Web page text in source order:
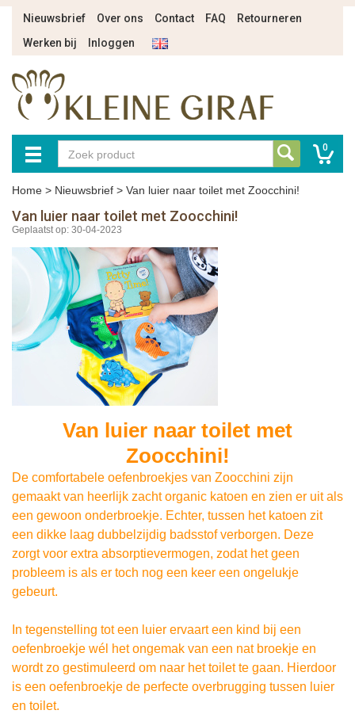
Nieuwsbrief Over ons Contact FAQ
Retourneren
Werken bij
Inloggen
0
Home > Nieuwsbrief > Van luier naar toilet met Zoocchini!
Van luier naar toilet met Zoocchini!
Geplaatst op: 30-04-2023
Van luier naar toilet met
Zoocchini!
De comfortabele oefenbroekjes van Zoocchini zijn
gemaakt van heerlijk zacht organic katoen en zien er uit als
een gewoon onderbroekje. Echter, tussen het katoen zit
een dikke laag dubbelzijdig badsstof verborgen. Deze
zorgt voor extra absorptievermogen, zodat het geen
probleem is als er toch nog een keer een ongelukje
gebeurt.
In tegenstelling tot een luier ervaart een kind bij een
oefenbroekje wél het ongemak van een nat broekje en
wordt zo gestimuleerd om naar het toilet te gaan. Hierdoor
is een oefenbroekje de perfecte overbrugging tussen luier
en toilet.